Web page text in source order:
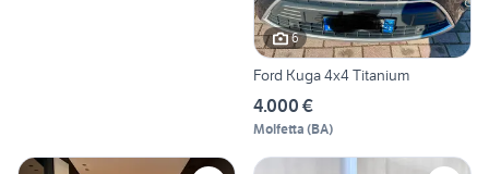
6
Ford Kuga 4x4 Titanium
4.000 €
Molfetta (BA)